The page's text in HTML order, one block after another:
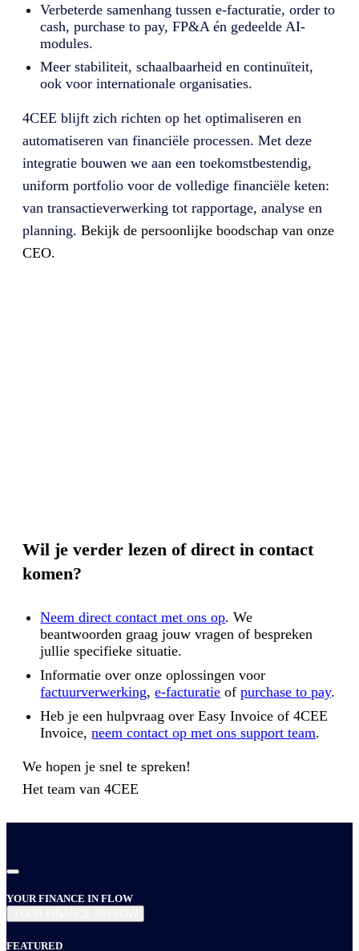
Verbeterde samenhang tussen e-facturatie, order to
cash, purchase to pay, FP&A én gedeelde AI-
modules.
Meer stabiliteit, schaalbaarheid en continuïteit,
ook voor internationale organisaties.
4CEE blijft zich richten op het optimaliseren en
automatiseren van financiële processen. Met deze
integratie bouwen we aan een toekomstbestendig,
uniform portfolio voor de volledige financiële keten:
van transactieverwerking tot rapportage, analyse en
planning. Bekijk de persoonlijke boodschap van onze
CEO.
Wil je verder lezen of direct in contact
komen?
Neem direct contact met ons op. We
beantwoorden graag jouw vragen of bespreken
jullie specifieke situatie.
Informatie over onze oplossingen voor
factuurverwerking,e-facturatie ofpurchase to pay.
Heb je een hulpvraag over Easy Invoice of 4CEE
Invoice,neem contact op met ons support team.
We hopen je snel te spreken!
Het team van 4CEE
YOUR FINANCE IN FLOW
FEATURED